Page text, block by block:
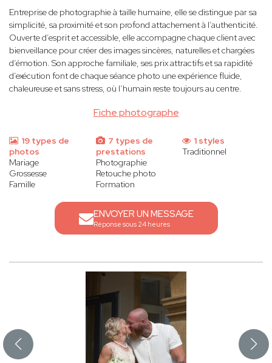
Fiche photographe
Entreprise de photographie à taille humaine, elle se distingue par sa
simplicité, sa proximité et son profond attachement à l’authenticité.
Ouverte d’esprit et accessible, elle accompagne chaque client avec
bienveillance pour créer des images sincères, naturelles et chargées
d’émotion. Son approche familiale, ses prix attractifs et sa rapidité
d’exécution font de chaque séance photo une expérience fluide,
chaleureuse et sans stress, où l’humain reste toujours au centre.
19 types de
photos
Mariage
Grossesse
Famille
7 types de
prestations
Photographie
Retouche photo
Formation
1 styles
Traditionnel
ENVOYER UN MESSAGE
Réponse sous 24 heures